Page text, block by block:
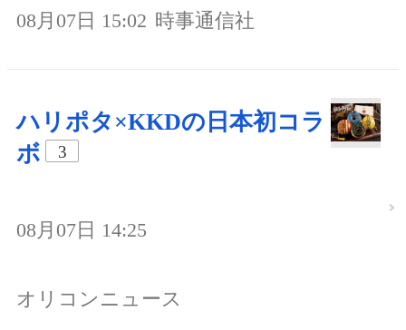
08月07日 15:02 時事通信社
ハリポタ×KKDの日本初コラ
ボ
3
08月07日 14:25
オリコンニュース